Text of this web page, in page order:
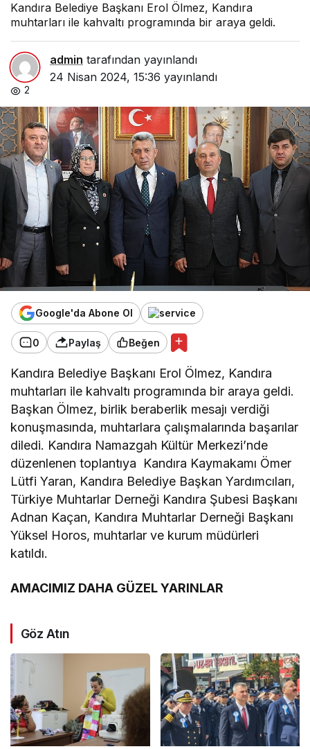
Kandıra Belediye Başkanı Erol Ölmez, Kandıra
muhtarları ile kahvaltı programında bir araya geldi.
admin tarafından yayınlandı
24 Nisan 2024, 15:36 yayınlandı
2
Google'da Abone Ol
0 Paylaş Beğen
Kandıra Belediye Başkanı Erol Ölmez, Kandıra
muhtarları ile kahvaltı programında bir araya geldi.
Başkan Ölmez, birlik beraberlik mesajı verdiği
konuşmasında, muhtarlara çalışmalarında başarılar
diledi. Kandıra Namazgah Kültür Merkezi’nde
düzenlenen toplantıya Kandıra Kaymakamı Ömer
Lütfi Yaran, Kandıra Belediye Başkan Yardımcıları,
Türkiye Muhtarlar Derneği Kandıra Şubesi Başkanı
Adnan Kaçan, Kandıra Muhtarlar Derneği Başkanı
Yüksel Horos, muhtarlar ve kurum müdürleri
katıldı.
AMACIMIZ DAHA GÜZEL YARINLAR
Göz Atın